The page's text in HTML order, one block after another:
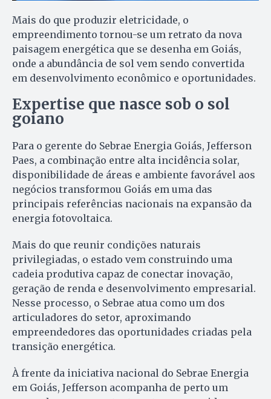
Mais do que produzir eletricidade, o
empreendimento tornou-se um retrato da nova
paisagem energética que se desenha em Goiás,
onde a abundância de sol vem sendo convertida
em desenvolvimento econômico e oportunidades.
Expertise que nasce sob o sol
goiano
Para o gerente do Sebrae Energia Goiás, Jefferson
Paes, a combinação entre alta incidência solar,
disponibilidade de áreas e ambiente favorável aos
negócios transformou Goiás em uma das
principais referências nacionais na expansão da
energia fotovoltaica.
Mais do que reunir condições naturais
privilegiadas, o estado vem construindo uma
cadeia produtiva capaz de conectar inovação,
geração de renda e desenvolvimento empresarial.
Nesse processo, o Sebrae atua como um dos
articuladores do setor, aproximando
empreendedores das oportunidades criadas pela
transição energética.
À frente da iniciativa nacional do Sebrae Energia
em Goiás, Jefferson acompanha de perto um